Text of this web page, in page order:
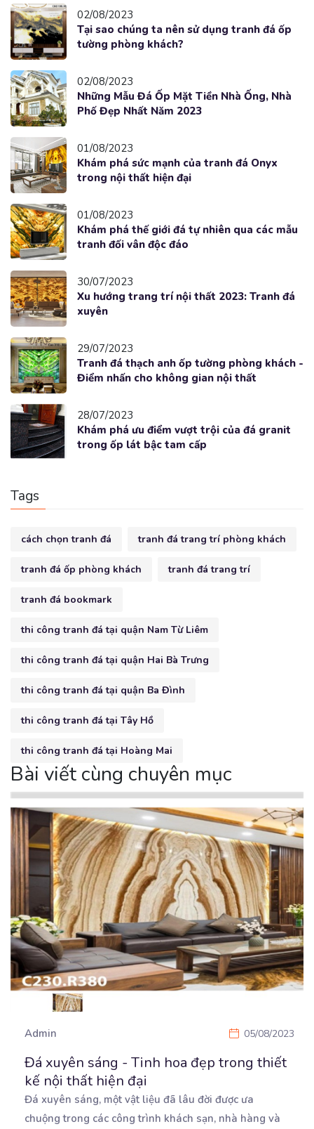
02/08/2023
Tại sao chúng ta nên sử dụng tranh đá ốp
tường phòng khách?
02/08/2023
Những Mẫu Đá Ốp Mặt Tiền Nhà Ống, Nhà
Phố Đẹp Nhất Năm 2023
01/08/2023
Khám phá sức mạnh của tranh đá Onyx
trong nội thất hiện đại
01/08/2023
Khám phá thế giới đá tự nhiên qua các mẫu
tranh đối vân độc đáo
30/07/2023
Xu hướng trang trí nội thất 2023: Tranh đá
xuyên
29/07/2023
Tranh đá thạch anh ốp tường phòng khách -
Điểm nhấn cho không gian nội thất
28/07/2023
Khám phá ưu điểm vượt trội của đá granit
trong ốp lát bậc tam cấp
Tags
cách chọn tranh đá tranh đá trang trí phòng khách
tranh đá ốp phòng khách tranh đá trang trí
tranh đá bookmark
thi công tranh đá tại quận Nam Từ Liêm
thi công tranh đá tại quận Hai Bà Trưng
thi công tranh đá tại quận Ba Đình
thi công tranh đá tại Tây Hồ
thi công tranh đá tại Hoàng Mai
Bài viết cùng chuyên mục
Admin 05/08/2023
Đá xuyên sáng - Tinh hoa đẹp trong thiết
kế nội thất hiện đại
Đá xuyên sáng, một vật liệu đã lâu đời được ưa
chuộng trong các công trình khách sạn, nhà hàng và